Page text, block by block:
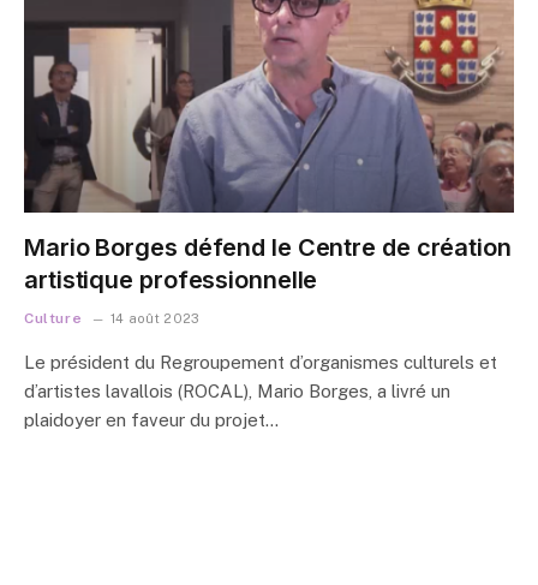
Mario Borges défend le Centre de création
artistique professionnelle
Culture 14 août 2023
Le président du Regroupement d’organismes culturels et
d’artistes lavallois (ROCAL), Mario Borges, a livré un
plaidoyer en faveur du projet…